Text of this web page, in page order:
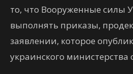
то, что Вооруженные силы
выполнять приказы,
заявлении, которое
украинского министерства